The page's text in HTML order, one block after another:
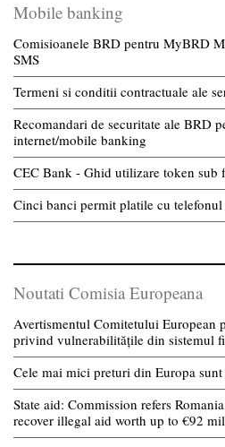
Mobile banking
Comisioanele BRD pentru MyBRD
SMS
Termeni si conditii contractuale ale
Recomandari de securitate ale BRD
internet/mobile banking
CEC Bank - Ghid utilizare token sub
Cinci banci permit platile cu
Noutati Comisia Europeana
Avertismentul Comitetului European
privind vulnerabilitățile din sistemul
Cele mai mici preturi din Europa
State aid: Commission refers
recover illegal aid worth up to €92